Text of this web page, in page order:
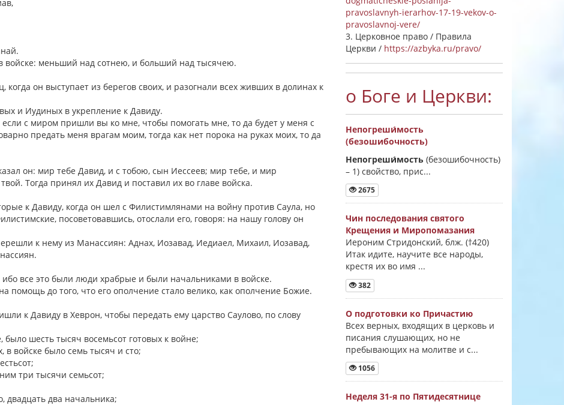
войске: меньший над сотнею, и больший над тысячею.
он выступает из берегов своих, и разогнали всех живших в долинах к
и Иудиных в укрепление к Давиду.
с миром пришли вы ко мне, чтобы помогать мне, то да будет у меня с
предать меня врагам моим, тогда как нет порока на руках моих, то да
он: мир тебе Давид, и с тобою, сын Иессеев; мир тебе, и мир
Тогда принял их Давид и поставил их во главе войска.
к Давиду, когда он шел с Филистимлянами на войну против Саула, но
посоветовавшись, отослали его, говоря: на нашу голову он
к нему из Манассиян: Аднах, Иозавад, Иедиаел, Михаил, Иозавад,
все это были люди храбрые и были начальниками в войске.
помощь до того, что его ополчение стало велико, как ополчение Божие.
к Давиду в Хеврон, чтобы передать ему царство Саулово, по слову
шесть тысяч восемьсот готовых к войне;
войске было семь тысяч и сто;
три тысячи семьсот;
двадцать два начальника;
pravoslavnyh-ierarhov-17-19-vekov-o-
pravoslavnoj-vere/
3. Церковное право / Правила
Церкви / https://azbyka.ru/pravo/
о Боге и Церкви:
Непогреши́мость
(безошибочность)
Непогреши́мость (безошибочность)
–1) свойство, прис...
2675
Чин последования святого
Крещения и Миропомазания
Иероним Стридонский, блж. (†420)
Итак идите, научите все народы,
крестя их во имя ...
382
О подготовки ко Причастию
Всех верных, входящих в церковь и
писания слушающих, но не
пребывающих на молитве и с...
1056
Неделя 31-я по Пятидесятнице